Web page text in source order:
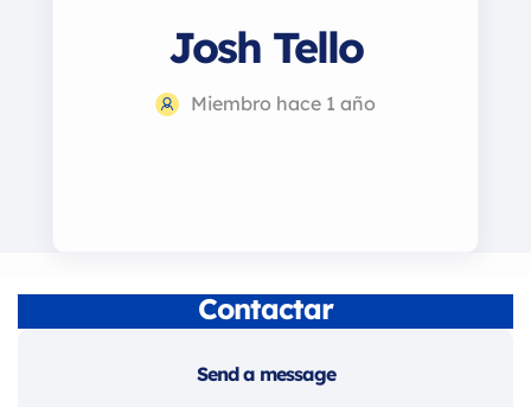
Josh Tello
Miembro hace 1 año
Contactar
Send a message